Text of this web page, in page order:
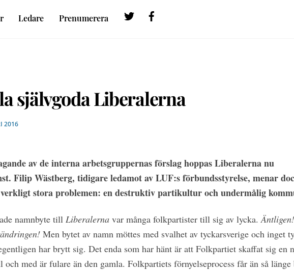
Twitter
Ledare Prenumerera
självgoda Liberalerna
2016
av de interna arbetsgruppernas förslag hoppas Liberalerna nu
Filip Wästberg, tidigare ledamot av LUF:s förbundsstyrelse, menar
stora problemen: en destruktiv partikultur och undermålig
­namnbyte till Liberalernavar många folkpartister till sig av lycka.
Men bytet av namn möttes med svalhet av tyckarsverige och inget
har brytt sig. Det enda som har hänt är att Folkpartiet skaffat sig en
med är fulare än den gamla. Folkpartiets förnyels­eprocess får än så länge